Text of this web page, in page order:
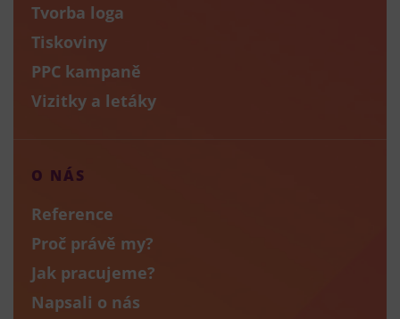
Tvorba loga
Tiskoviny
PPC kampaně
Vizitky a letáky
O NÁS
Reference
Proč právě my?
Jak pracujeme?
Napsali o nás